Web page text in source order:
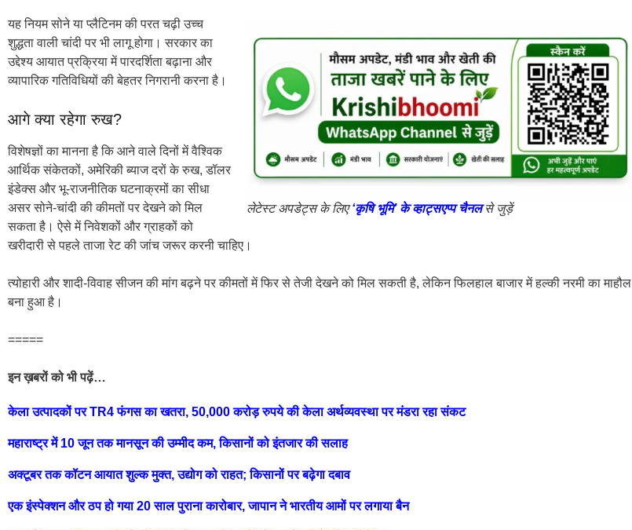
लेटेस्ट अपडेट्स के लिए‘कृषि भूमि’ के व्हाट्सएप्प चैनलसे जुड़ें
यह नियम सोने या प्लैटिनम की परत चढ़ी उच्च
शुद्धता वाली चांदी पर भी लागू होगा। सरकार का
उद्देश्य आयात प्रक्रिया में पारदर्शिता बढ़ाना और
व्यापारिक गतिविधियों की बेहतर निगरानी करना है।
आगे क्या रहेगा रुख?
विशेषज्ञों का मानना है कि आने वाले दिनों में वैश्विक
आर्थिक संकेतकों, अमेरिकी ब्याज दरों के रुख, डॉलर
इंडेक्स और भू-राजनीतिक घटनाक्रमों का सीधा
असर सोने-चांदी की कीमतों पर देखने को मिल
सकता है। ऐसे में निवेशकों और ग्राहकों को
खरीदारी से पहले ताजा रेट की जांच जरूर करनी चाहिए।
त्योहारी और शादी-विवाह सीजन की मांग बढ़ने पर कीमतों में फिर से तेजी देखने को मिल सकती है, लेकिन फिलहाल बाजार में हल्की नरमी का माहौल
बना हुआ है।
=====
इन ख़बरों को भी पढ़ें…
केला उत्पादकों पर TR4 फंगस का खतरा, 50,000 करोड़ रुपये की केला अर्थव्यवस्था पर मंडरा रहा संकट
महाराष्ट्र में 10 जून तक मानसून की उम्मीद कम, किसानों को इंतजार की सलाह
अक्टूबर तक कॉटन आयात शुल्क मुक्त, उद्योग को राहत; किसानों पर बढ़ेगा दबाव
एक इंस्पेक्शन और ठप हो गया 20 साल पुराना कारोबार, जापान ने भारतीय आमों पर लगाया बैन